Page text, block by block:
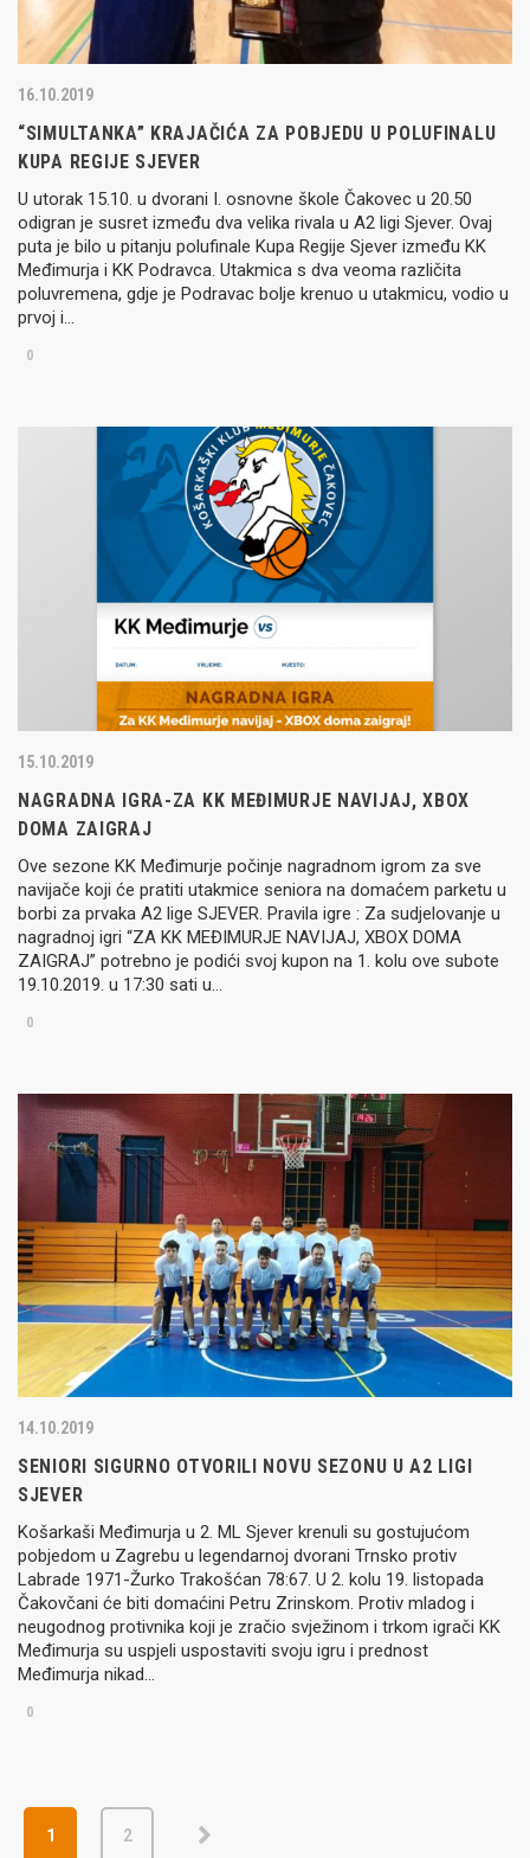
16.10.2019
“SIMULTANKA” KRAJAČIĆA ZA POBJEDU U POLUFINALU
KUPA REGIJE SJEVER
U utorak 15.10. u dvorani I. osnovne škole Čakovec u 20.50
odigran je susret između dva velika rivala u A2 ligi Sjever. Ovaj
puta je bilo u pitanju polufinale Kupa Regije Sjever između KK
Međimurja i KK Podravca. Utakmica s dva veoma različita
poluvremena, gdje je Podravac bolje krenuo u utakmicu, vodio u
prvoj i…
0
15.10.2019
NAGRADNA IGRA-ZA KK MEĐIMURJE NAVIJAJ, XBOX
DOMA ZAIGRAJ
Ove sezone KK Međimurje počinje nagradnom igrom za sve
navijače koji će pratiti utakmice seniora na domaćem parketu u
borbi za prvaka A2 lige SJEVER. Pravila igre : Za sudjelovanje u
nagradnoj igri “ZA KK MEĐIMURJE NAVIJAJ, XBOX DOMA
ZAIGRAJ” potrebno je podići svoj kupon na 1. kolu ove subote
19.10.2019. u 17:30 sati u…
0
14.10.2019
SENIORI SIGURNO OTVORILI NOVU SEZONU U A2 LIGI
SJEVER
Košarkaši Međimurja u 2. ML Sjever krenuli su gostujućom
pobjedom u Zagrebu u legendarnoj dvorani Trnsko protiv
Labrade 1971-Žurko Trakošćan 78:67. U 2. kolu 19. listopada
Čakovčani će biti domaćini Petru Zrinskom. Protiv mladog i
neugodnog protivnika koji je zračio svježinom i trkom igrači KK
Međimurja su uspjeli uspostaviti svoju igru i prednost
Međimurja nikad…
0
1 2